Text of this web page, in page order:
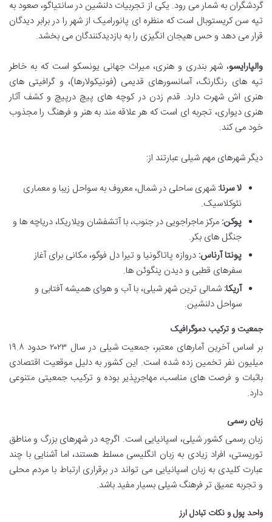
گردشگران به شمار می رود. یکی از تجربیات دلنشین در سانتیاگو، صعود به
تپه سن کریستوبال است که منظره ای پانورامیک از شهر را در برابر دیدگان
قرار می دهد و حس هیجان انگیزی را به بازدیدکنندگان می بخشد.
والپارایسو، شهر بندری و هنری، میراث جهانی یونسکو است که به خاطر
تپه های رنگارنگ، آسانسورهای قدیمی (فونیکولارها)، و گرافیتی های
هنری اش شهرت دارد. قدم زدن در کوچه های پیچ درپیچ و کشف آثار
هنری دیواری، تجربه ای است که هر علاقه مند به هنر و فرهنگ را مجذوب
خود می کند.
دیگر شهرهای مهم شیلی عبارتند از:
لا سرنا: شهری ساحلی در شمال، معروف به سواحل زیبا و معماری
نئوکلاسیک.
پوکن: مرکز ماجراجویی در جنوب، با آتشفشان ویلاریکا، دریاچه ها و
جنگل های بکر.
پونتا آرناس: دروازه پاتاگونیا و تیرا دل فوگو، مکانی برای آغاز
سفرهای قطبی و دیدن پنگوئن ها.
آریکا: شمالی ترین شهر شیلی، با آب و هوای همیشه آفتابی و
سواحل دلنشین.
جمعیت و ترکیب دموگرافیک
بر اساس آخرین آمارهای معتبر، جمعیت شیلی در سال ۲۰۲۳ حدود ۱۹.۸
میلیون نفر تخمین زده شده است. این کشور به دلیل موقعیت اقتصادی
باثبات و فرصت های مناسب، مهاجرپذیر بوده و ترکیب جمعیتی متنوعی
دارد.
زبان رسمی
زبان رسمی کشور شیلی، اسپانیایی است. اگرچه در شهرهای بزرگ و مناطق
توریستی، افراد زیادی به زبان انگلیسی مسلط هستند، اما آشنایی با چند
عبارت کلیدی به زبان اسپانیایی می تواند در برقراری ارتباط با مردم محلی
و تجربه عمیق تر فرهنگ شیلی بسیار مفید باشد.
واحد پول و نکات تبادل ارز